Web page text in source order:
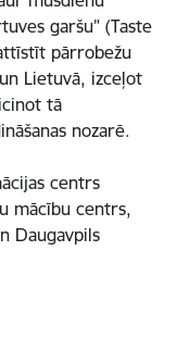
garšu” (Taste
pārrobežu
Lietuvā, izceļot
tā
nozarē.
centrs
mācību centrs,
Daugavpils